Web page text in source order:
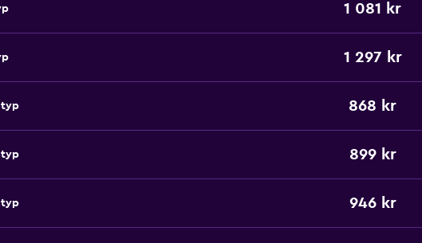
1 081 kr
1 297 kr
868 kr
899 kr
946 kr